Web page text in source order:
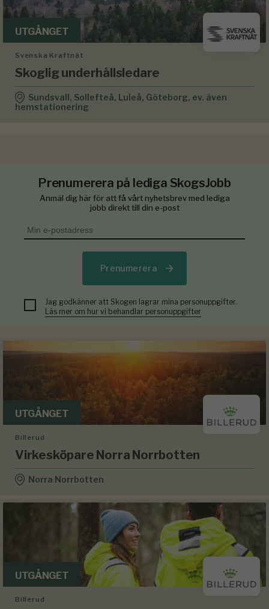
UTGÅNGET
Svenska Kraftnät
Skoglig underhållsledare
Sundsvall, Sollefteå, Luleå, Göteborg, ev. även
hemstationering
Prenumerera på lediga SkogsJobb
Anmäl dig här för att få vårt nyhetsbrev med lediga
jobb direkt till din e-post
Prenumerera
Jag godkänner att Skogen lagrar mina personuppgifter.
Läs mer om hur vi behandlar personuppgifter
UTGÅNGET
Billerud
Virkesköpare Norra Norrbotten
Norra Norrbotten
UTGÅNGET
Billerud